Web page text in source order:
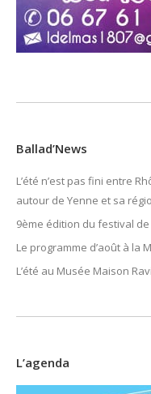
Ballad’News
L’été n’est pas fini entre
autour de Yenne et sa
9ème édition du festival
Le programme d’août à la
L’été au Musée Maison
L’agenda